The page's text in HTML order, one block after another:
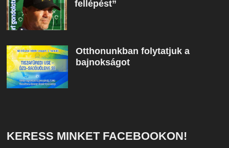
fellépést”
Otthonunkban folytatjuk a
bajnokságot
KERESS MINKET FACEBOOKON!